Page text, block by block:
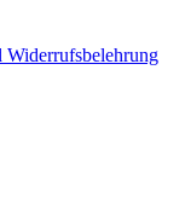
Widerrufsbelehrung